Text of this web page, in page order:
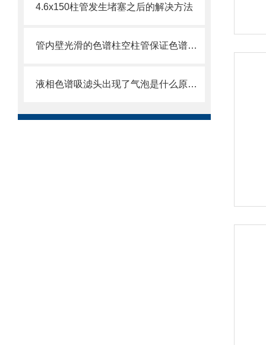
4.6x150柱管发生堵塞之后的解决方法
管内壁光滑的色谱柱空柱管保证色谱柱制成品的高性能
液相色谱吸滤头出现了气泡是什么原因？可能是你的流动相没有脱气